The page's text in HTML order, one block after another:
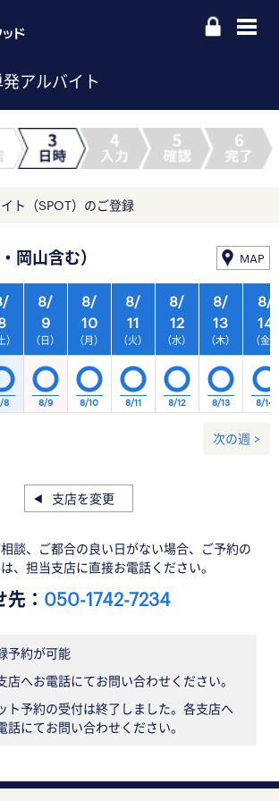
発アルバイト
ト（SPOT）のご登録
岡山含む） MAP
）
8/
9
（日）
8/
10
（月）
8/
11
（火）
8/
12
（水）
8/
13
（木）
8 8/9 8/10 8/11 8/12 8/13
8/
14
（金）
8/14
次の週 >
支店を変更
談、ご都合の良い日がない場合、ご予約の
、担当支店に直接お電話ください。
： 050-1742-7234
予約が可能
店へお電話にてお問い合わせください。
ト予約の受付は終了しました。各支店へ
話にてお問い合わせください。